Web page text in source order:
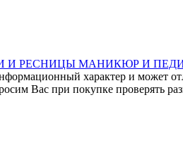
И РЕСНИЦЫ МАНИКЮР И
характер и может
Вас при покупке проверять